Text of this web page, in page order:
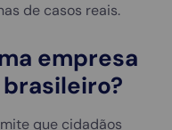
de casos reais.
empresa
que cidadãos